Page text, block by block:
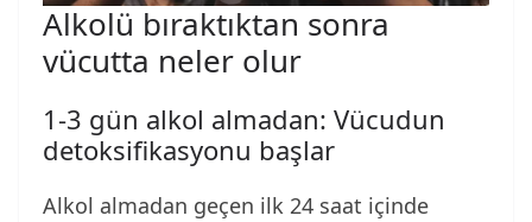
Alkolü bıraktıktan sonra
vücutta neler olur
1-3 gün alkol almadan: Vücudun
detoksifikasyonu başlar
Alkol almadan geçen ilk 24 saat içinde